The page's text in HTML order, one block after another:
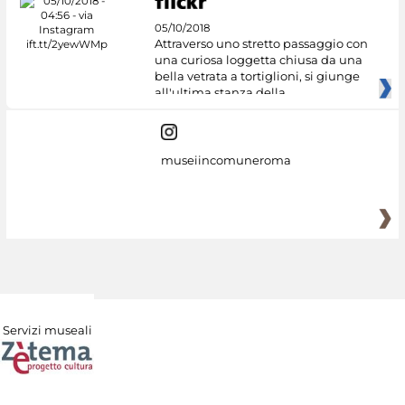
05/10/2018
Attraverso uno stretto passaggio con
una curiosa loggetta chiusa da una
bella vetrata a tortiglioni, si giunge
all'ultima stanza della
museiincomuneroma
Servizi museali